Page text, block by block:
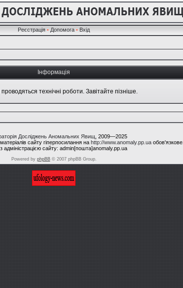
Реєстрація • Допомога • Вхід
Інформація
технічні роботи. Завітайте пізніше.
Досліджень Аномальних Явищ , 2009—2025
сайту гіперпосилання на http://www.anomaly.pp.uaобов'язкове.
адміністрацією сайту: admin[пошта]anomaly.pp.ua
Powered by phpBB© 2007 phpBB Group.